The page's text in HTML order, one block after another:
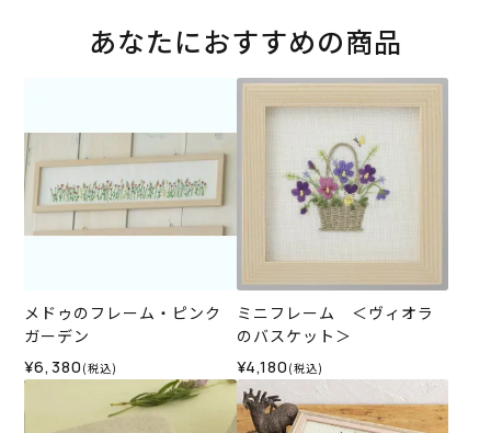
あなたにおすすめの商品
メドゥのフレーム・ピンク
ガーデン
¥6,380 (税込)
ミニフレーム ＜ヴィオラ
のバスケット＞
¥4,180 (税込)